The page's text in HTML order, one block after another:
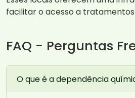
facilitar o acesso a
FAQ - Perguntas
O que é a dependência